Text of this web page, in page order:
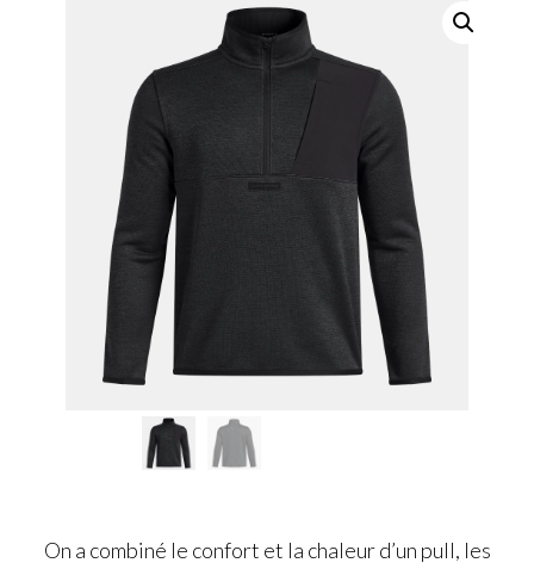
On a combiné le confort et la chaleur d’un pull, les